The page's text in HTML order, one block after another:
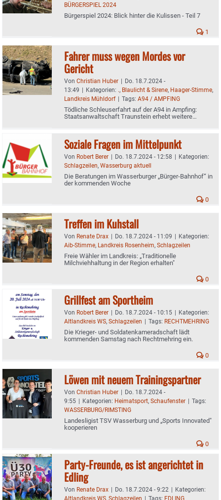
BÜRGERSPIEL 2024
Bürgerspiel 2024: Blick hinter die Kulissen - Teil 7
1
Fahrer muss wegen Mordes vor
Gericht
Von Christian Huber | Do. 18.7.2024 -
13:49 | Kategorien: ., Blaulicht & Sirene, Haager-Stimme,
Landkreis Mühldorf | Tags: A94 / AMPFING
Tödliche Schleuserfahrt auf der A94 in Ampfing:
Staatsanwaltschaft Traunstein erhebt weitere
Soziale Fragen im Mittelpunkt
Von Robert Berer | Do. 18.7.2024 - 12:58 | Kategorien:
Schlagzeilen, Wasserburg aktuell
Die Beratungen im Wasserburger „Bürger-Bahnhof“ in
der kommenden Woche
0
Treffen im Kuhstall
Von Renate Drax | Do. 18.7.2024 - 11:09 | Kategorien:
Aib-Stimme, Landkreis Rosenheim, Schlagzeilen
Freie Wähler im Landkreis: „Traditionelle
Milchviehhaltung in der Region erhalten"
0
Grillfest am Sportheim
Von Robert Berer | Do. 18.7.2024 - 10:15 | Kategorien:
Altlandkreis WS, Schlagzeilen | Tags: RECHTMEHRING
Die Krieger- und Soldatenkameradschaft lädt
kommenden Samstag nach Rechtmehring ein.
0
Löwen mit neuem Trainingspartner
Von Christian Huber | Do. 18.7.2024 -
9:55 | Kategorien: Heimatsport, Schaufenster | Tags:
WASSERBURG/RIMSTING
Landesligist TSV Wasserburg und „Sports Innovated"
kooperieren
0
Party-Freunde, es ist angerichtet in
Edling
Von Renate Drax | Do. 18.7.2024 - 9:22 | Kategorien:
Altlandkreis WS, Schlagzeilen | Tags: EDLING